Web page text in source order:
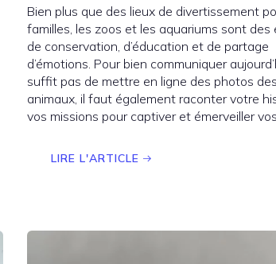
Bien plus que des lieux de divertissement
familles, les zoos et les aquariums sont des
de conservation, d’éducation et de partage
d’émotions. Pour bien communiquer
suffit pas de mettre en ligne des photos des
animaux, il faut également raconter votre
vos missions pour captiver et émerveiller
LIRE L'ARTICLE